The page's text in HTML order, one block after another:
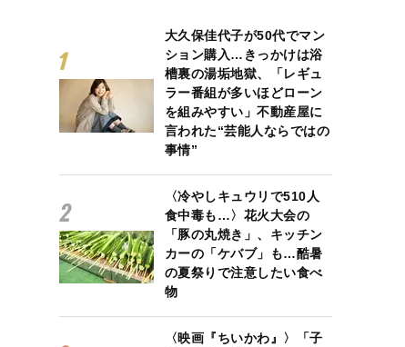
大久保佳代子が50代でマン
ション購入…きっかけは浴
槽裏の湯垢地獄、「レギュ
ラー番組が多いほどローン
を組みやすい」不動産屋に
言われた“芸能人ならではの
事情”
〈冷やしキュウリで510人
食中毒も…〉花火大会の
「豚の丸焼き」、キッチン
カーの「ケバブ」も…酷暑
の夏祭りで注意したい食べ
物
〈映画『ちいかわ』〉「子